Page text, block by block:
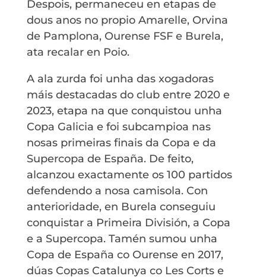
Despois, permaneceu en etapas de
dous anos no propio Amarelle, Orvina
de Pamplona, Ourense FSF e Burela,
ata recalar en Poio.
A ala zurda foi unha das xogadoras
máis destacadas do club entre 2020 e
2023, etapa na que conquistou unha
Copa Galicia e foi subcampioa nas
nosas primeiras finais da Copa e da
Supercopa de España. De feito,
alcanzou exactamente os 100 partidos
defendendo a nosa camisola. Con
anterioridade, en Burela conseguiu
conquistar a Primeira División, a Copa
e a Supercopa. Tamén sumou unha
Copa de España co Ourense en 2017,
dúas Copas Catalunya co Les Corts e